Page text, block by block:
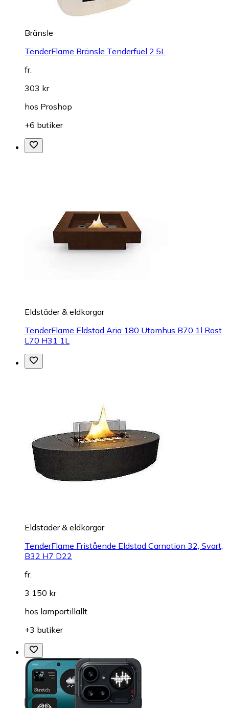
Bränsle
TenderFlame Bränsle Tenderfuel 2.5L
fr.
303 kr
hos Proshop
+6 butiker
Eldstäder & eldkorgar
TenderFlame Eldstad Aria 180 Utomhus B70 1l Rost
L70 H31 1L
Eldstäder & eldkorgar
TenderFlame Fristående Eldstad Carnation 32, Svart,
B32 H7 D22
fr.
3 150 kr
hos lamportillallt
+3 butiker